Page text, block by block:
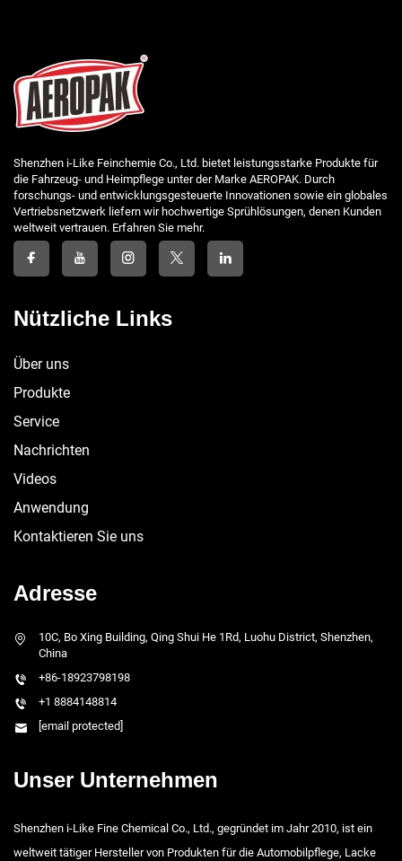
Shenzhen i-Like Feinchemie Co., Ltd. bietet leistungsstarke Produkte für
die Fahrzeug- und Heimpflege unter der Marke AEROPAK. Durch
forschungs- und entwicklungsgesteuerte Innovationen sowie ein globales
Vertriebsnetzwerk liefern wir hochwertige Sprühlösungen, denen Kunden
weltweit vertrauen. Erfahren Sie mehr.
Nützliche Links
Über uns
Produkte
Service
Nachrichten
Videos
Anwendung
Kontaktieren Sie uns
Adresse
10C, Bo Xing Building, Qing Shui He 1Rd, Luohu District, Shenzhen,
China
+86-18923798198
+1 8884148814
[email protected]
Unser Unternehmen
Shenzhen i-Like Fine Chemical Co., Ltd., gegründet im Jahr 2010, ist ein
weltweit tätiger Hersteller von Produkten für die Automobilpflege, Lacke